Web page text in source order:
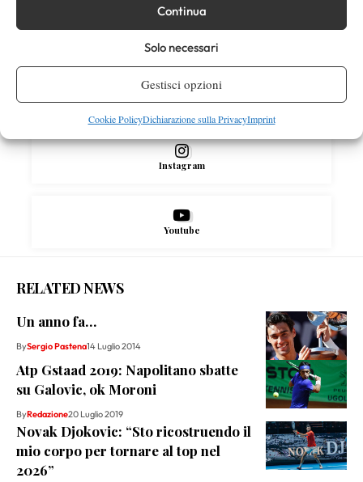
Continua
Solo necessari
Gestisci opzioni
Cookie PolicyDichiarazione sulla PrivacyImprint
X
Instagram
Youtube
RELATED NEWS
Un anno fa…
BySergio Pastena14 Luglio 2014
Atp Gstaad 2019: Napolitano sbatte
su Galovic, ok Moroni
ByRedazione20 Luglio 2019
Novak Djokovic: “Sto ricostruendo il
mio corpo per tornare al top nel
2026”